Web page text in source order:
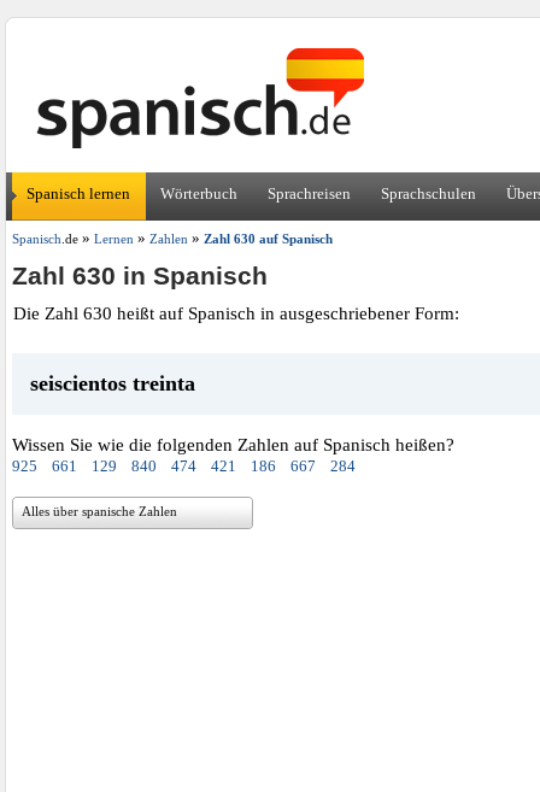
Spanisch lernen Wörterbuch Sprachreisen Sprachschulen
Spanisch .de» Lernen» Zahlen» Zahl 630 auf Spanisch
Zahl 630 in Spanisch
Die Zahl 630 heißt auf Spanisch in ausgeschriebener Form:
seiscientos treinta
Wissen Sie wie die folgenden Zahlen auf Spanisch heißen?
925 661 129 840 474 421 186 667 284
Alles über spanische Zahlen